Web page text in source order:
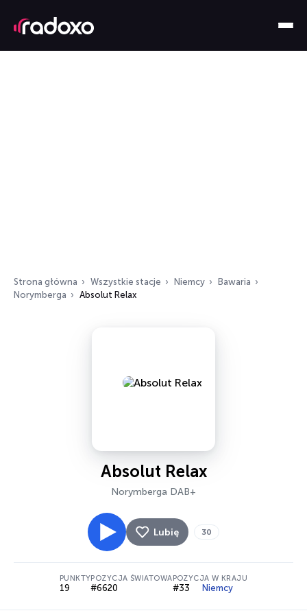
Strona główna Wszystkie stacje Niemcy
Bawaria
Norymberga
Absolut Relax
Absolut Relax
Norymberga DAB+
Lubię 30
PUNKTY
19
POZYCJA ŚWIATOWA
#6620
POZYCJA W KRAJU
#33 Niemcy